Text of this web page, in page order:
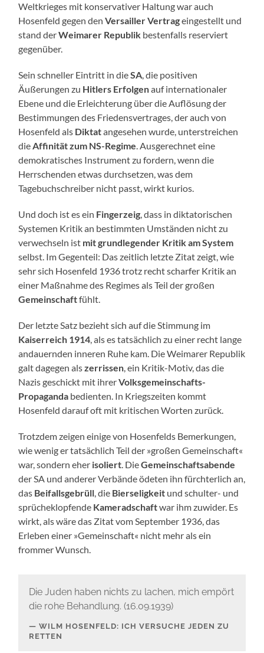
Weltkrieges mit konservativer Haltung war auch
Hosenfeld gegen denVersailler Vertrageingestellt und
stand derWeimarer Republik bestenfalls reserviert
gegenüber.
Sein schneller Eintritt in dieSA, die positiven
Äußerungen zu Hitlers Erfolgenauf internationaler
Ebene und die Erleichterung über die Auflösung der
Bestimmungen des Friedensvertrages, der auch von
Hosenfeld als Diktatangesehen wurde, unterstreichen
dieAffinität zum NS-Regime. Ausgerechnet eine
demokratisches Instrument zu fordern, wenn die
Herrschenden etwas durchsetzen, was dem
Tagebuchschreiber nicht passt, wirkt kurios.
Und doch ist es ein Fingerzeig, dass in diktatorischen
Systemen Kritik an bestimmten Umständen nicht zu
verwechseln ist mit grundlegender Kritik am System
selbst. Im Gegenteil: Das zeitlich letzte Zitat zeigt, wie
sehr sich Hosenfeld 1936 trotz recht scharfer Kritik an
einer Maßnahme des Regimes als Teil der großen
Gemeinschaftfühlt.
Der letzte Satz bezieht sich auf die Stimmung im
Kaiserreich 1914, als es tatsächlich zu einer recht lange
andauernden inneren Ruhe kam. Die Weimarer Republik
galt dagegen alszerrissen, ein Kritik-Motiv, das die
Nazis geschickt mit ihrerVolksgemeinschafts-
Propaganda bedienten. In Kriegszeiten kommt
Hosenfeld darauf oft mit kritischen Worten zurück.
Trotzdem zeigen einige von Hosenfelds Bemerkungen,
wie wenig er tatsächlich Teil der »großen Gemeinschaft«
war, sondern eher isoliert. DieGemeinschaftsabende
der SA und anderer Verbände ödeten ihn fürchterlich an,
das Beifallsgebrüll, die Bierseligkeit und schulter- und
sprücheklopfende Kameradschaftwar ihm zuwider. Es
wirkt, als wäre das Zitat vom September 1936, das
Erleben einer »Gemeinschaft« nicht mehr als ein
frommer Wunsch.
Die Juden haben nichts zu lachen, mich empört
die rohe Behandlung. (16.09.1939)
WILM HOSENFELD: ICH VERSUCHE JEDEN ZU
RETTEN